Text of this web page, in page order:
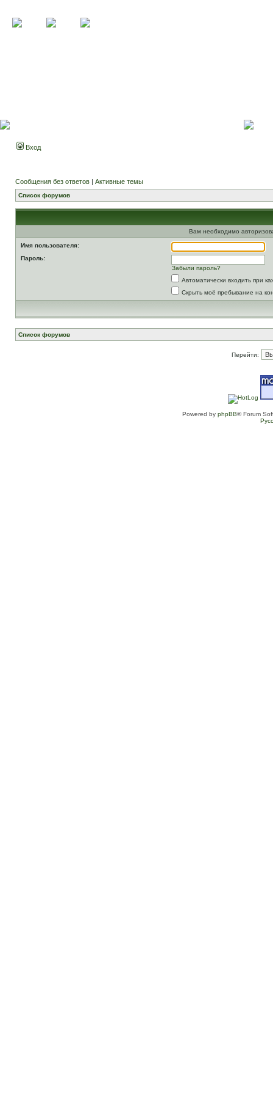
Вход
Сообщения без ответов | Активные темы
Список форумов
Вам необходимо
Имя пользователя:
Пароль:
Забыли пароль?
Автоматически входить при
Скрыть моё пребывание на
Список форумов
Перейти:
Powered by phpBB® Forum